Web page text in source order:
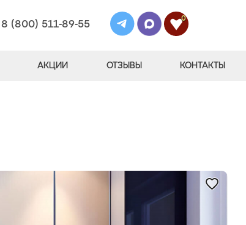
8 (800) 511-89-55
0
АКЦИИ ОТЗЫВЫ КОНТАКТЫ